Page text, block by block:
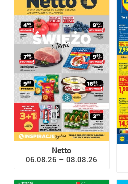
Netto
06.08.26 – 08.08.26